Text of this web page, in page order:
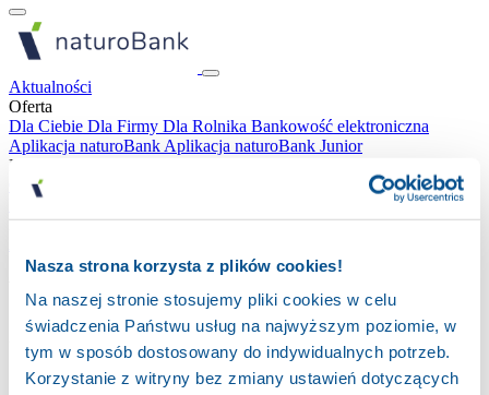
Nasza strona korzysta z plików cookies!
Na naszej stronie stosujemy pliki cookies w celu
świadczenia Państwu usług na najwyższym poziomie, w
tym w sposób dostosowany do indywidualnych potrzeb.
Korzystanie z witryny bez zmiany ustawień dotyczących
Aktualności
Oferta
Dla Ciebie Dla Firmy Dla Rolnika Bankowość elektroniczna
Aplikacja naturoBank Aplikacja naturoBank Junior
Bank
O banku
Prowizje i opłatyPSD 2
Logowanie Bankowość internetowa
Weryfikacja tożsamości
22 April 2024